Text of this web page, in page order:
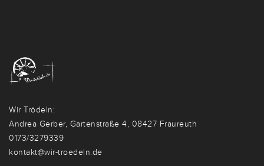
Wir Trödeln:
Andrea Gerber, Gartenstraße 4, 08427 Fraureuth
0173/3279339
kontakt@wir-troedeln.de